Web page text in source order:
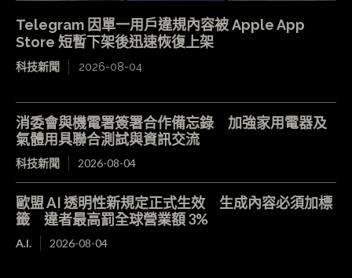
Telegram 因單一用戶違規內容被 Apple App
Store 短暫下架後迅速恢復上架
科技新聞 2026-08-04
消委會與機電署簽署合作備忘錄 加強家用電器及
氣體用具聯合測試與資訊交流
科技新聞 2026-08-04
歐盟 AI 透明性新規定正式生效 生成內容必須加標
籤 違者最高罰全球營業額 3%
A.I. 2026-08-04